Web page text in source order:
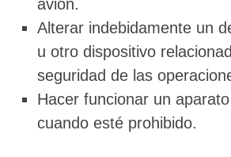
avión.
Alterar indebidamente un
u otro dispositivo
seguridad de las
Hacer funcionar un
cuando esté prohibido.